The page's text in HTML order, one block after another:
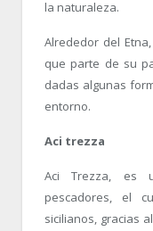
la naturaleza.
Alrededor del
que parte de su
dadas algunas
entorno.
Aci trezza
Aci Trezza, es
pescadores, el
sicilianos, gracias